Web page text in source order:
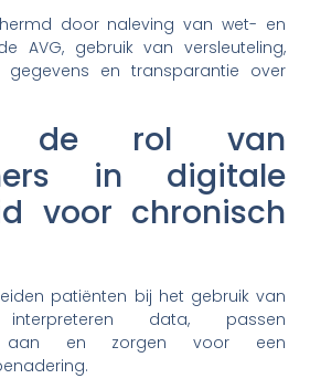
door naleving van wet- en
AVG, gebruik van versleuteling,
en transparantie over
de rol van
in digitale
voor chronisch
patiënten bij het gebruik van
data, passen
aan en zorgen voor een